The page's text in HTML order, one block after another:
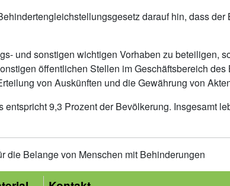
darauf hin, dass der
und sonstigen wichtigen Vorhaben zu beteiligen,
öffentlichen Stellen im Geschäftsbereich
von Auskünften und die Gewährung von
9,3 Prozent der Bevölkerung. Insgesamt
die Belange von Menschen mit Behinderungen